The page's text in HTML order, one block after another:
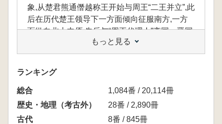
象,从楚君熊通僭越称王开始与周王“二王并立”,此
后在历代楚王领导下一方面倾向征服南方,一方
面纵向北上中原,先后与“周王代理人”齐国、晋国
展开长期斗争,在此期间曾两度叩问九鼎轻重,接
近成就改朝换代伟业。在经历楚平王、楚昭王前
期短暂沉沦之后,楚国在楚昭王后期再度崛起,最
终在战国前期成为七雄之一。 《不服周:楚国的
奋斗与沉沦》是一本春秋史普及读物,重点讲述
了楚国在春秋时期“奋斗—沉沦—奋斗”的发展进
程,不仅详细讲述了齐楚争霸、宋楚争霸、晋楚
もっと見る
ランキング
総合
1,084番 / 20,114冊
歴史・地理（考古外）
28番 / 2,890冊
古代
8番 / 845冊